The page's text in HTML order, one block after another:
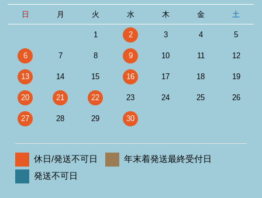
日 月 火 水 木 金 土
1 2 3 4 5
6 7 8 9 10 11 12
13 14 15 16 17 18 19
20 21 22 23 24 25 26
27 28 29 30
休日/発送不可日
年末着発送最終受付日
発送不可日